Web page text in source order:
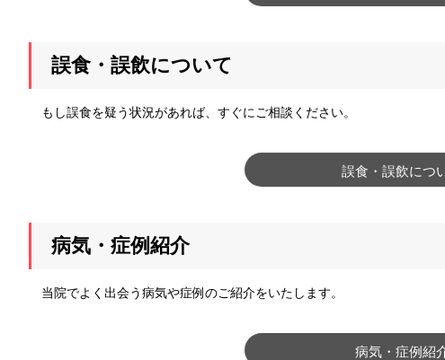
誤食・誤飲について
もし誤食を疑う状況があれば、すぐにご相談ください。
誤食・誤飲につ
病気・症例紹介
当院でよく出会う病気や症例のご紹介をいたします。
病気・症例紹